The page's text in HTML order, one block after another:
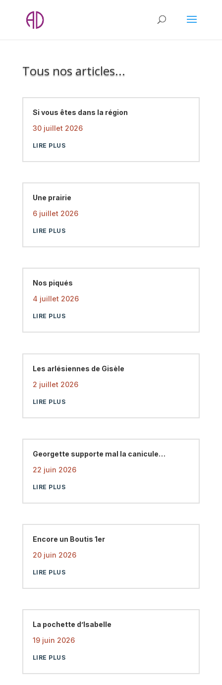
Tous nos articles...
Si vous êtes dans la région
30 juillet 2026
LIRE PLUS
Une prairie
6 juillet 2026
LIRE PLUS
Nos piqués
4 juillet 2026
LIRE PLUS
Les arlésiennes de Gisèle
2 juillet 2026
LIRE PLUS
Georgette supporte mal la canicule…
22 juin 2026
LIRE PLUS
Encore un Boutis 1er
20 juin 2026
LIRE PLUS
La pochette d’Isabelle
19 juin 2026
LIRE PLUS